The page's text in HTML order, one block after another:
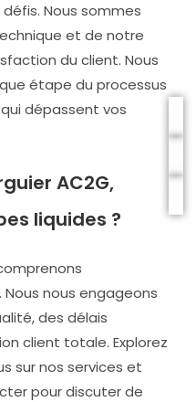
Nous sommes
et de notre
du client. Nous
étape du processus
dépassent vos
AC2G,
liquides ?
Nous nous engageons
des délais
client totale. Explorez
sur nos services et
pour discuter de